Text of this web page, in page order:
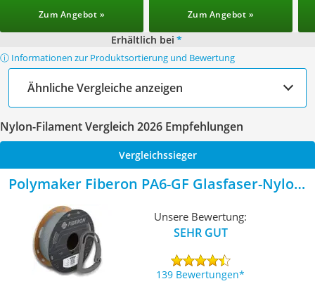
Zum Angebot » Zum Angebot »
Erhältlich bei *
ⓘ Informationen zur Produktsortierung und Bewertung
Ähnliche Vergleiche anzeigen
Nylon-Filament Vergleich 2026 Empfehlungen
Vergleichssieger
Polymaker Fiberon PA6-GF Glasfaser-Nylon-
Unsere Bewertung:
SEHR GUT
139 Bewertungen